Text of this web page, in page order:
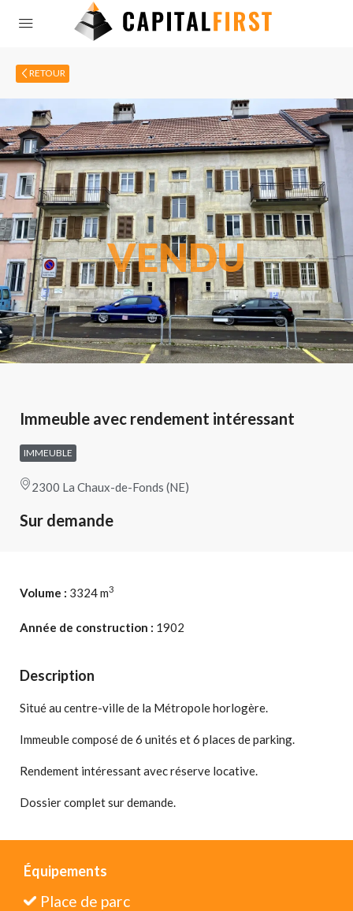
RETOUR
VENDU
Immeuble avec rendement intéressant
IMMEUBLE
2300 La Chaux-de-Fonds (NE)
Sur demande
Volume : 3324 m3
Année de construction : 1902
Description
Situé au centre-ville de la Métropole horlogère.
Immeuble composé de 6 unités et 6 places de parking.
Rendement intéressant avec réserve locative.
Dossier complet sur demande.
Équipements
Place de parc